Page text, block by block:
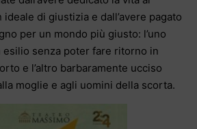
di giustizia e dall’avere pagato
per un mondo più giusto: l’uno
esilio senza poter fare ritorno in
e l’altro barbaramente ucciso
moglie e agli uomini della scorta.